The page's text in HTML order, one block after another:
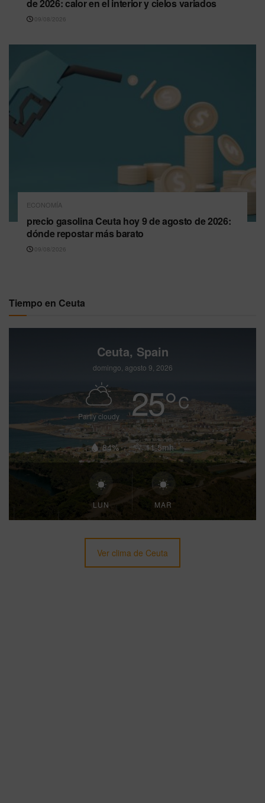
de 2026: calor en el interior y cielos variados
09/08/2026
ECONOMÍA
precio gasolina Ceuta hoy 9 de agosto de 2026:
dónde repostar más barato
09/08/2026
Tiempo en Ceuta
Ceuta, Spain
domingo, agosto 9, 2026
Partly cloudy 25°C
84% 11.5mh
LUN MAR
Ver clima de Ceuta